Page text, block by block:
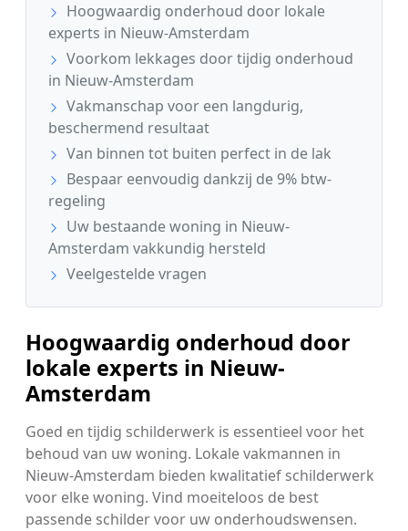
Hoogwaardig onderhoud door lokale
experts in Nieuw-Amsterdam
Voorkom lekkages door tijdig onderhoud
in Nieuw-Amsterdam
Vakmanschap voor een langdurig,
beschermend resultaat
Van binnen tot buiten perfect in de lak
Bespaar eenvoudig dankzij de 9% btw-
regeling
Uw bestaande woning in Nieuw-
Amsterdam vakkundig hersteld
Veelgestelde vragen
Hoogwaardig onderhoud door
lokale experts in Nieuw-
Amsterdam
Goed en tijdig schilderwerk is essentieel voor het
behoud van uw woning. Lokale vakmannen in
Nieuw-Amsterdam bieden kwalitatief schilderwerk
voor elke woning. Vind moeiteloos de best
passende schilder voor uw onderhoudswensen.